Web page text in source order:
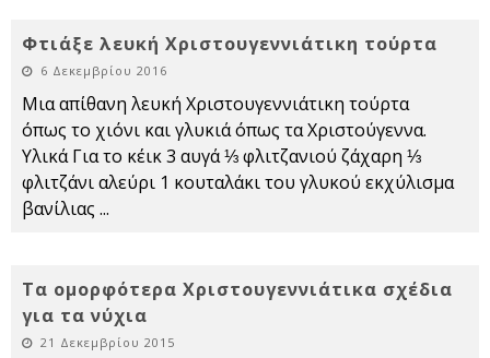
Φτιάξε λευκή Χριστουγεννιάτικη τούρτα
6 Δεκεμβρίου 2016
Μια απίθανη λευκή Χριστουγεννιάτικη τούρτα
όπως το χιόνι και γλυκιά όπως τα Χριστούγεννα.
Υλικά Για το κέικ 3 αυγά ⅓ φλιτζανιού ζάχαρη ⅓
φλιτζάνι αλεύρι 1 κουταλάκι του γλυκού εκχύλισμα
βανίλιας ...
Τα ομορφότερα Χριστουγεννιάτικα σχέδια
για τα νύχια
21 Δεκεμβρίου 2015